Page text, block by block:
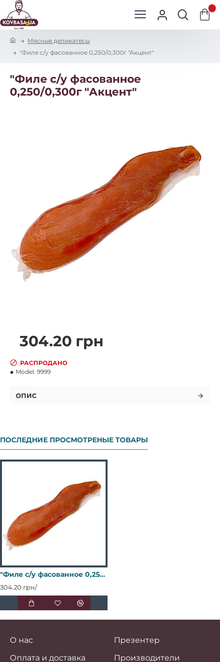
0
Мясные деликатесы
"Филе с/у фасованное 0,250/0,300г "Акцент"
"Филе с/у фасованное
0,250/0,300г "Акцент"
304.20 грн
РАСПРОДАНО
Model: 9999
ОПИС
ПОСЛЕДНИЕ ПРОСМОТРЕНЫЕ ТОВАРЫ
"Филе с/у фасованное 0,250/0,300г "Акцент"
304.20 грн/
О нас
Оплата и доставка
Презентер
Производители